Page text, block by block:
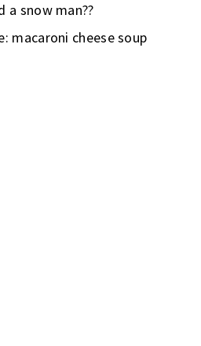
a snow man??
macaroni cheese soup